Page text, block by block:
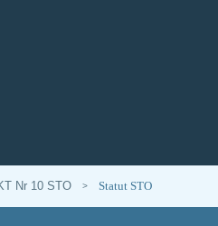
Nr 10 STO > Statut STO